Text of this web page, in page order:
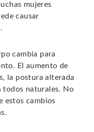
mujeres
causar
cambia para
El aumento de
la postura alterada
todos naturales. No
estos cambios